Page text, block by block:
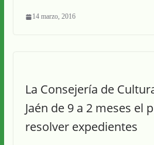
14 marzo, 2016
La Consejería de
Jaén de 9 a 2 meses el
resolver expedientes